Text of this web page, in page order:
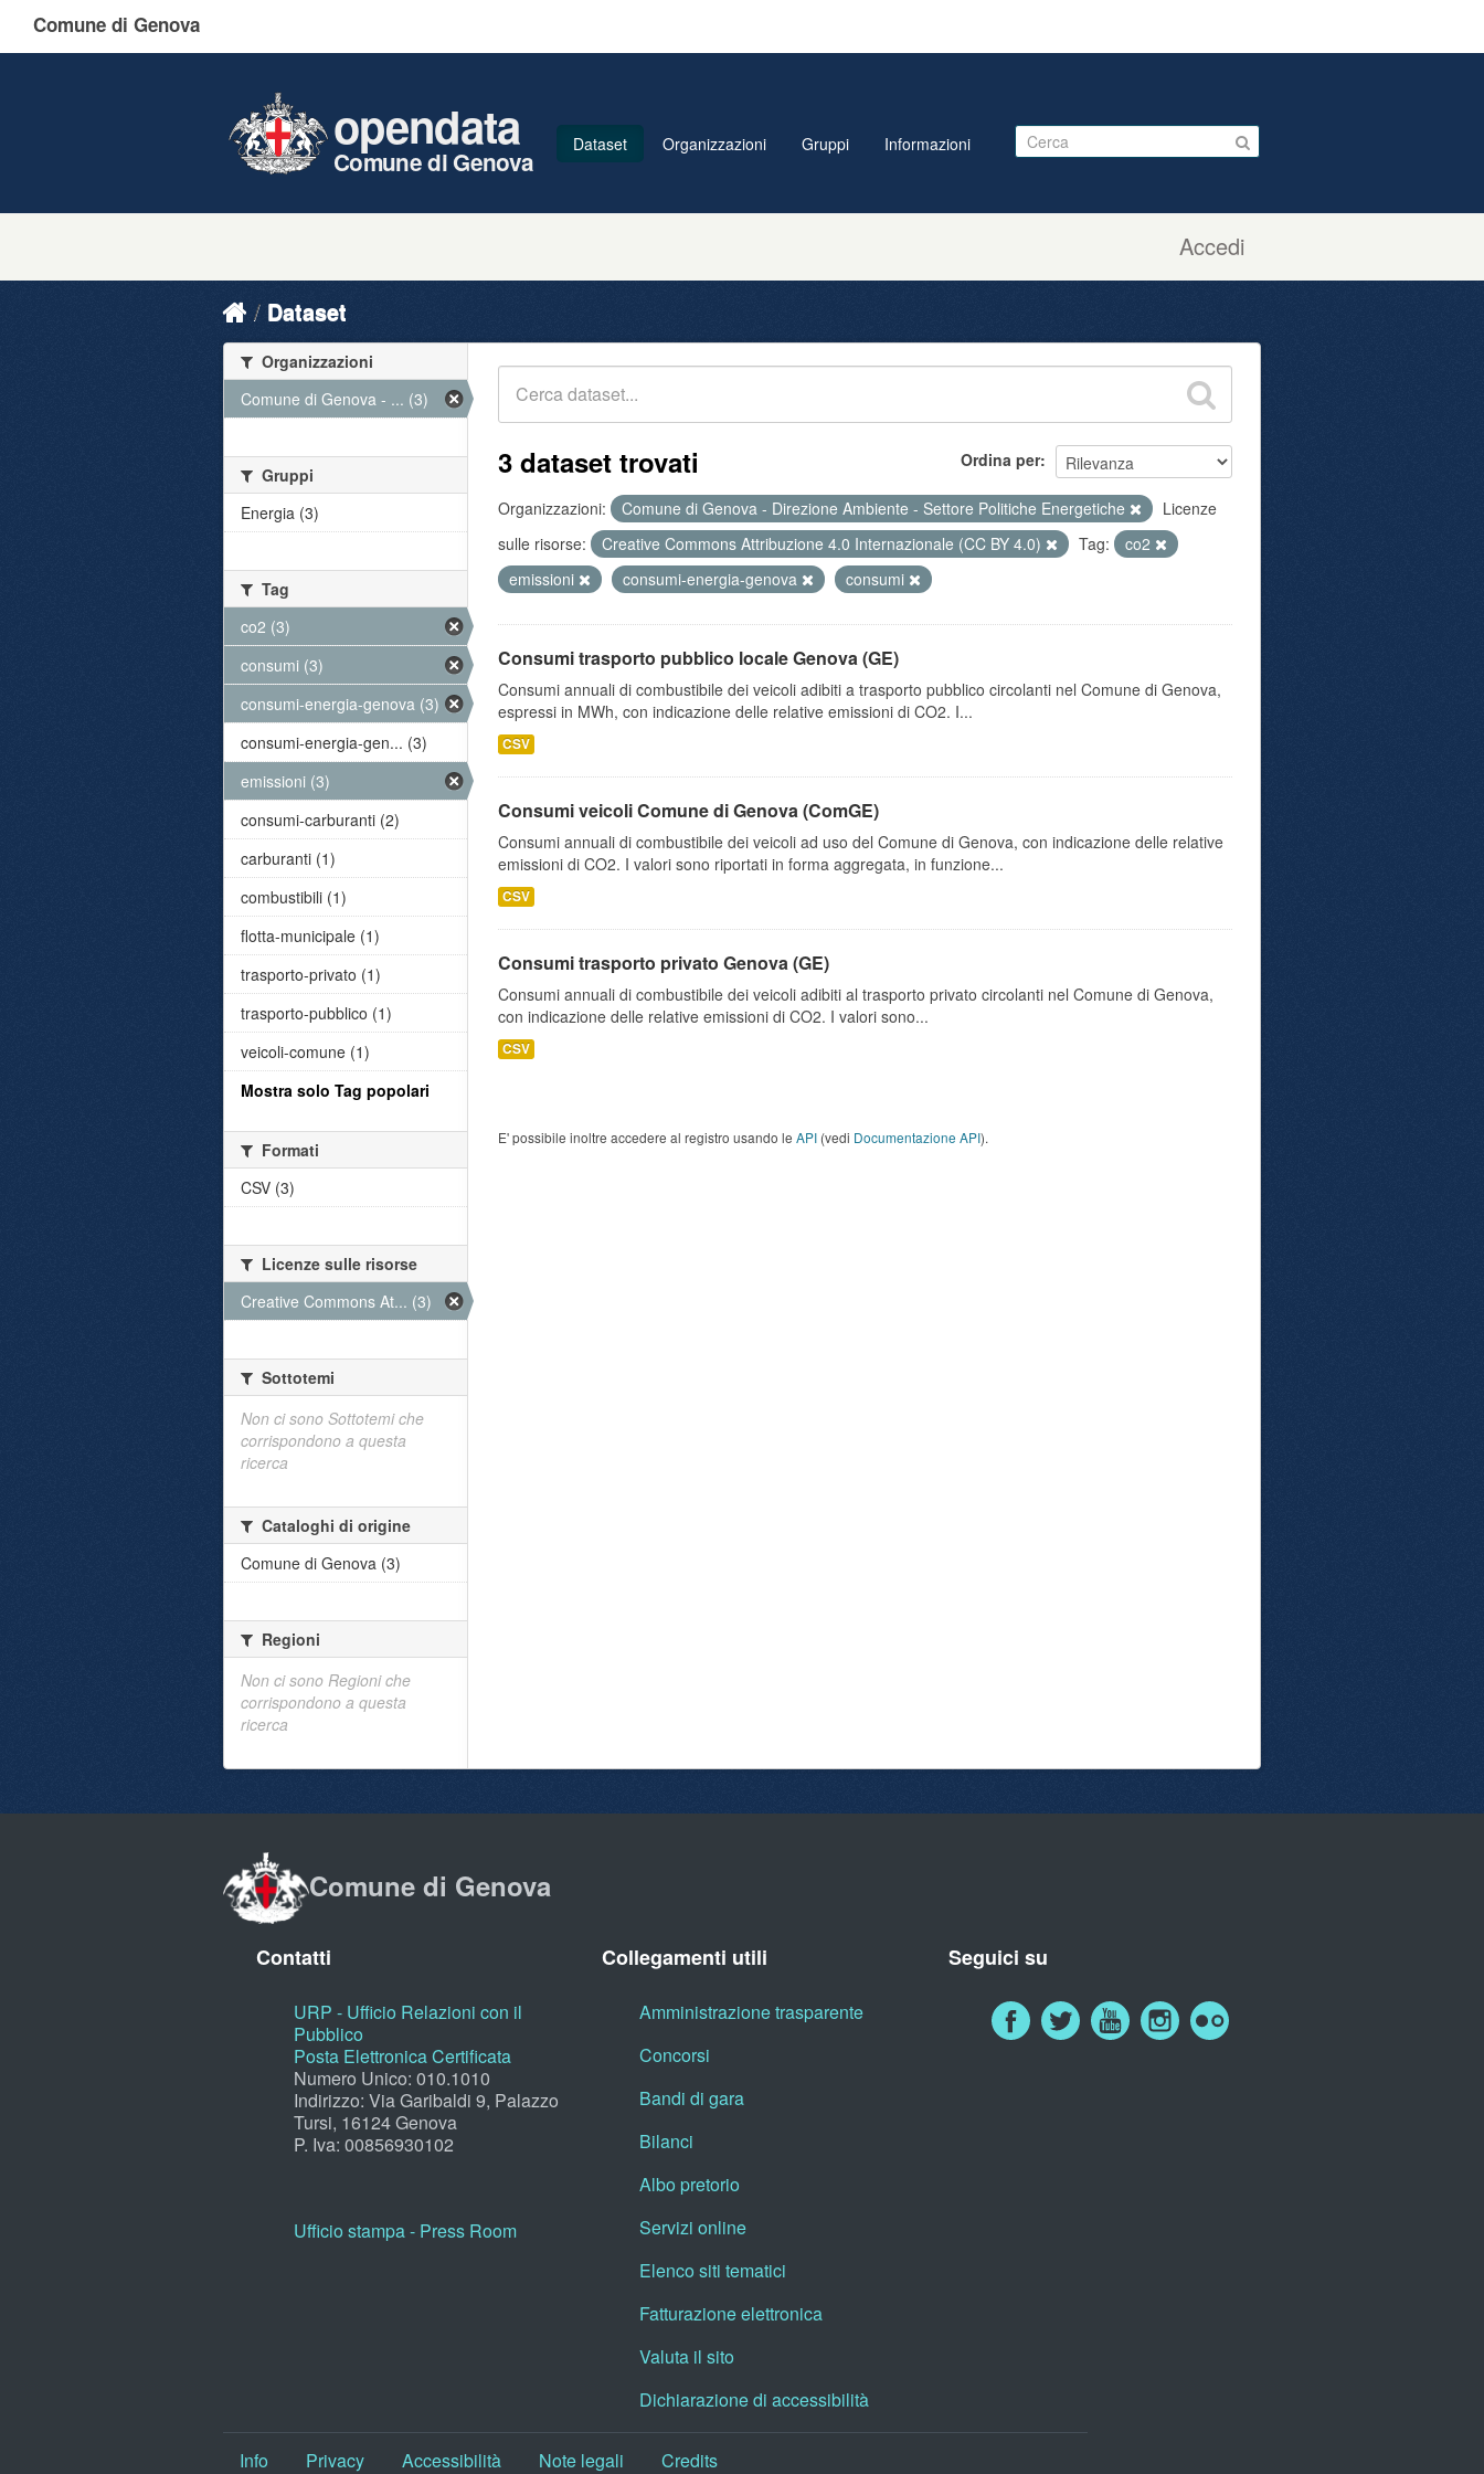
Comune di Genova
Accedi
opendata
Comune di Genova
Dataset Organizzazioni Gruppi Informazioni
Dataset
Ordina per
3 dataset trovati
Organizzazioni: Comune di Genova - Direzione Ambiente - Settore Politiche Energetiche
Licenze
sulle risorse:
Creative Commons Attribuzione 4.0 Internazionale (CC BY 4.0) Tag:
co2
emissioni
consumi-energia-genova consumi
Consumi trasporto pubblico locale Genova (GE)
Consumi annuali di combustibile dei veicoli adibiti a trasporto pubblico circolanti nel Comune di Genova,
espressi in MWh, con indicazione delle relative emissioni di CO2. I...
CSV
Consumi veicoli Comune di Genova (ComGE)
Consumi annuali di combustibile dei veicoli ad uso del Comune di Genova, con indicazione delle relative
emissioni di CO2. I valori sono riportati in forma aggregata, in funzione...
CSV
Consumi trasporto privato Genova (GE)
Consumi annuali di combustibile dei veicoli adibiti al trasporto privato circolanti nel Comune di Genova,
con indicazione delle relative emissioni di CO2. I valori sono...
CSV
E' possibile inoltre accedere al registro usando le API (vedi Documentazione API).
Organizzazioni
Comune di Genova - ... (3)
Gruppi
Energia (3)
Tag
co2 (3)
consumi (3)
consumi-energia-genova (3)
consumi-energia-gen... (3)
emissioni (3)
consumi-carburanti (2)
carburanti (1)
combustibili (1)
flotta-municipale (1)
trasporto-privato (1)
trasporto-pubblico (1)
veicoli-comune (1)
Mostra solo Tag popolari
Formati
CSV (3)
Licenze sulle risorse
Creative Commons At... (3)
Sottotemi
Non ci sono Sottotemi che
corrispondono a questa
ricerca
Cataloghi di origine
Comune di Genova (3)
Regioni
Non ci sono Regioni che
corrispondono a questa
ricerca
Comune di Genova
Contatti
URP - Ufficio Relazioni con il
Pubblico
Posta Elettronica Certificata
Numero Unico: 010.1010
Indirizzo: Via Garibaldi 9, Palazzo
Tursi, 16124 Genova
P. Iva: 00856930102
Ufficio stampa - Press Room
Collegamenti utili
Amministrazione trasparente
Concorsi
Bandi di gara
Bilanci
Albo pretorio
Servizi online
Elenco siti tematici
Fatturazione elettronica
Valuta il sito
Dichiarazione di accessibilità
Seguici su
Info Privacy Accessibilità Note legali Credits